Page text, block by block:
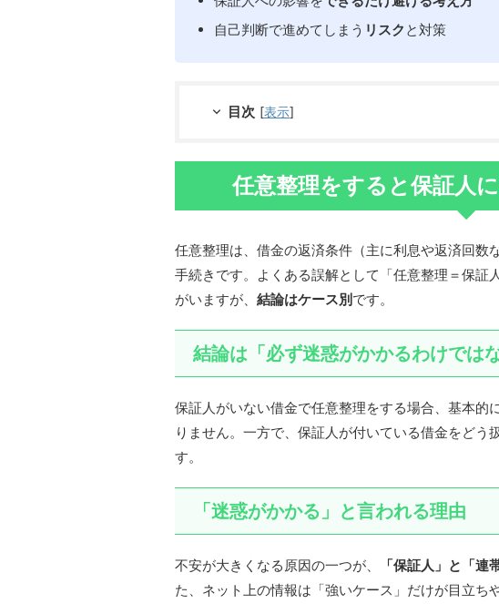
自己判断で進めてしまう リスク と対策
目次 [表示]
任意整理をすると保証人
任意整理は、借金の返済条件（主に利息や返済回数
手続きです。よくある誤解として「任意整理＝保証
がいますが、 結論はケース別です。
結論は「必ず迷惑がかかるわけではな
保証人がいない借金で任意整理をする場合、基本的
りません。一方で、保証人が付いている借金をどう
す。
「迷惑がかかる」と言われる理由
不安が大きくなる原因の一つが、 「保証人」と「連
た、ネット上の情報は「強いケース」だけが目立ち